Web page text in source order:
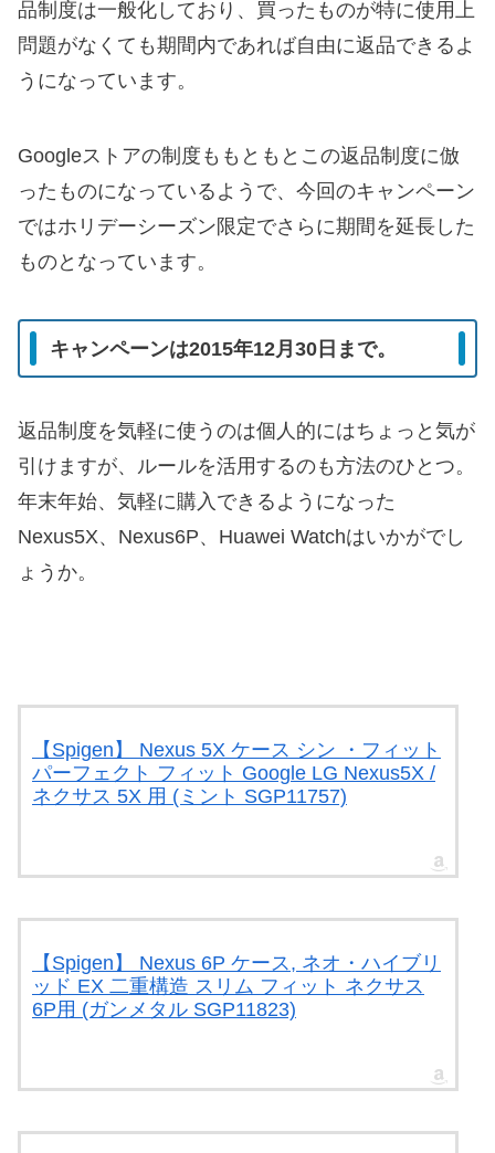
品制度は一般化しており、買ったものが特に使用上
問題がなくても期間内であれば自由に返品できるよ
うになっています。
Googleストアの制度ももともとこの返品制度に倣
ったものになっているようで、今回のキャンペーン
ではホリデーシーズン限定でさらに期間を延長した
ものとなっています。
キャンペーンは2015年12月30日まで。
返品制度を気軽に使うのは個人的にはちょっと気が
引けますが、ルールを活用するのも方法のひとつ。
年末年始、気軽に購入できるようになった
Nexus5X、Nexus6P、Huawei Watchはいかがでし
ょうか。
【Spigen】 Nexus 5X ケース シン ・フィット
パーフェクト フィット Google LG Nexus5X /
ネクサス 5X 用 (ミント SGP11757)
【Spigen】 Nexus 6P ケース, ネオ・ハイブリ
ッド EX 二重構造 スリム フィット ネクサス
6P用 (ガンメタル SGP11823)